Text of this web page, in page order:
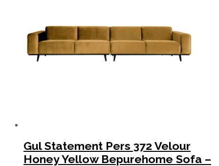
Gul Statement Pers 372 Velour
Honey Yellow Bepurehome Sofa –